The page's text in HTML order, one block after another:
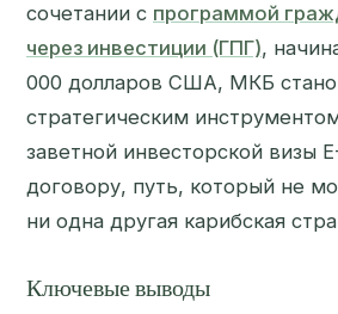
сочетании с программой
через инвестиции (ГПГ),
000 долларов США, МКБ
стратегическим
заветной инвесторской визы
договору, путь, который не
ни одна другая карибская
Ключевые выводы